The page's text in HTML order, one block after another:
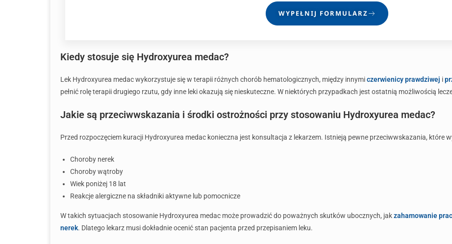
WYPEŁNIJ FORMULARZ
Kiedy stosuje się Hydroxyurea medac?
Lek Hydroxyurea medac wykorzystuje się w terapii różnych chorób hematologicznych, między innymiczerwienicy prawdziwej i
pełnić rolę terapii drugiego rzutu, gdy inne leki okazują się nieskuteczne. W niektórych przypadkach jest ostatnią możliwością
Jakie są przeciwwskazania i środki ostrożności przy stosowaniu Hydroxyurea medac?
Przed rozpoczęciem kuracji Hydroxyurea medac konieczna jest konsultacja z lekarzem. Istnieją pewne przeciwwskazania, które
Choroby nerek
Choroby wątroby
Wiek poniżej 18 lat
Reakcje alergiczne na składniki aktywne lub pomocnicze
W takich sytuacjach stosowanie Hydroxyurea medac może prowadzić do poważnych skutków ubocznych, jakzahamowanie
nerek. Dlatego lekarz musi dokładnie ocenić stan pacjenta przed przepisaniem leku.